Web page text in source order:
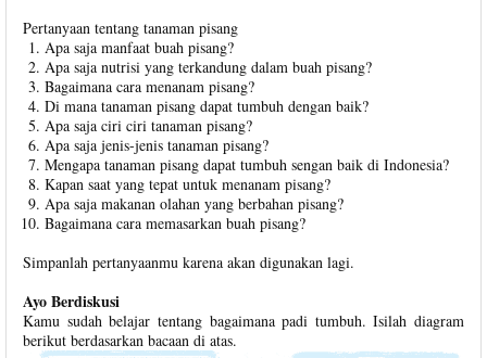
Pertanyaan tentang tanaman pisang
Apa saja manfaat buah pisang?
Apa saja nutrisi yang terkandung dalam buah pisang?
Bagaimana cara menanam pisang?
Di mana tanaman pisang dapat tumbuh dengan baik?
Apa saja ciri ciri tanaman pisang?
Apa saja jenis-jenis tanaman pisang?
Mengapa tanaman pisang dapat tumbuh sengan baik di Indonesia?
Kapan saat yang tepat untuk menanam pisang?
Apa saja makanan olahan yang berbahan pisang?
Bagaimana cara memasarkan buah pisang?
Simpanlah pertanyaanmu karena akan digunakan lagi.
Ayo Berdiskusi
Kamu sudah belajar tentang bagaimana padi tumbuh. Isilah diagram
berikut berdasarkan bacaan di atas.